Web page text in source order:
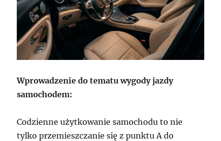
Wprowadzenie do tematu wygody jazdy
samochodem:
Codzienne użytkowanie samochodu to nie
tylko przemieszczanie się z punktu A do